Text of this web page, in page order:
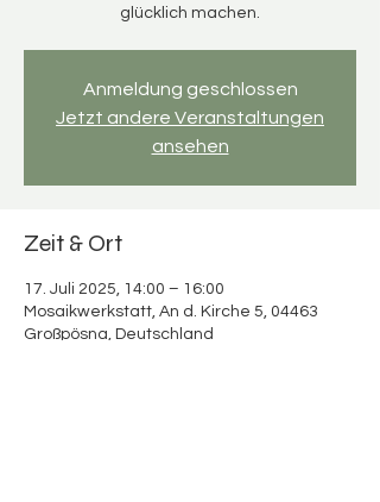
glücklich machen.
Anmeldung geschlossen
Jetzt andere Veranstaltungen
ansehen
Zeit & Ort
17. Juli 2025, 14:00 – 16:00
Mosaikwerkstatt, An d. Kirche 5, 04463
Großpösna, Deutschland